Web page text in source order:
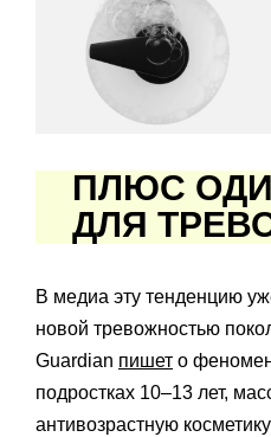
ПЛЮС
ДЛЯ
В медиа эту тенденцию
новой тревожностью
Guardian пишет о
подростках 10–13 лет,
антивозрастную